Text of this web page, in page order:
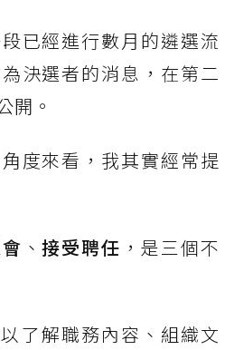
已經進行數月的遴選流
決選者的消息，在第二
開。
度來看，我其實經常提
、接受聘任 ，是三個不
了解職務內容、組織文